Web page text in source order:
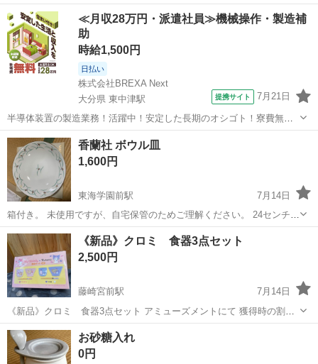
目立つ傷や使用の問題はありません。 ・まとめ買いされる方にはまと
め割致します·͜· ・単品購入される方よりもまとめ買いして頂く方を優
先させて頂きますm(_...
熊本 熊本市 食器 レンジ
≪月収28万円・派遣社員≫機械操作・製造補
助
時給1,500円
日払い
株式会社BREXA Next
大分県 東中津駅
提携サイト 7月21日
半導体装置の製造業務！活躍中！安定した長期のオシゴト！寮費無料
★赴任旅費会社負担◎20代～40代の男性活躍中★未経験活躍中！高時
給1,500円！《大分県中津市》 人気の工場のお仕事 ◇半導体装置内部
のシート製造◇ ＊クリー...
大分 中津市 東中津駅 その他
香蘭社 ボウル皿
1,600円
東海学園前駅
7月14日
箱付き。 未使用ですが、自宅保管のためご理解ください。 24センチ位
の大きさです。 宜しくお願い致します。
熊本 熊本市 東海学園前駅 食器
《新品》クロミ 食器3点セット
2,500円
藤崎宮前駅
7月14日
《新品》クロミ 食器3点セット アミューズメントにて 獲得時の割
れ、 パッケージに破損等があるかもしれません。 ご理解いただける方
のみお願い致します。 お取引のお日にちや、時間はご相談下さい。 ど
うぞ、よろしくお願い致...
熊本 熊本市 藤崎宮前駅
お砂糖入れ
0円